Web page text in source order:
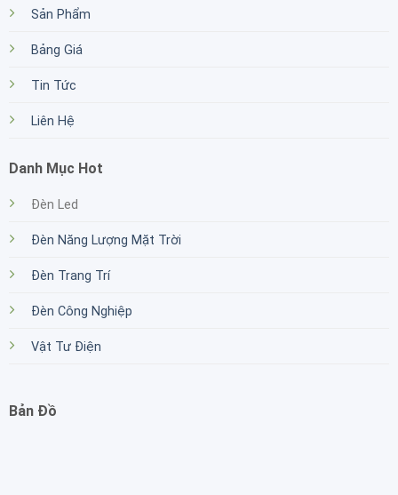
Sản Phẩm
Bảng Giá
Tin Tức
Liên Hệ
Danh Mục Hot
Đèn Led
Đèn Năng Lượng Mặt Trời
Đèn Trang Trí
Đèn Công Nghiệp
Vật Tư Điện
Bản Đồ